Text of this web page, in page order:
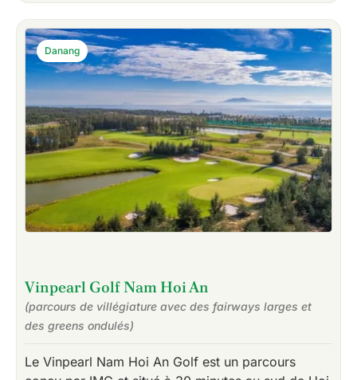
Vinpearl Golf Nam Hoi An
(parcours de villégiature avec des fairways larges et
des greens ondulés)
Le Vinpearl Nam Hoi An Golf est un parcours
Danang